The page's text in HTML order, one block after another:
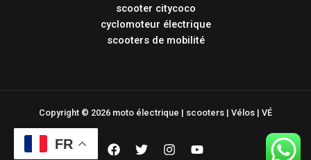
scooter citycoco
cyclomoteur électrique
scooters de mobilité
Copyright © 2026 moto électrique | scooters | Vélos | VÉ
FR